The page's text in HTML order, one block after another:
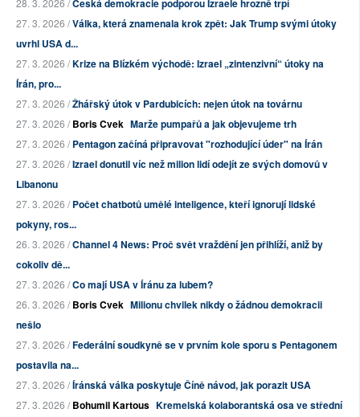
28. 3. 2026 /Česká demokracie podporou Izraele hrozně trpí
27. 3. 2026 /Válka, která znamenala krok zpět: Jak Trump svými útoky
uvrhl USA d...
27. 3. 2026 /Krize na Blízkém východě: Izrael „zintenzivní“ útoky na
Írán, pro...
27. 3. 2026 /Žhářský útok v Pardubicích: nejen útok na továrnu
27. 3. 2026 /Boris Cvek Marže pumpařů a jak objevujeme trh
27. 3. 2026 /Pentagon začíná připravovat "rozhodující úder" na Írán
27. 3. 2026 /Izrael donutil víc než milion lidí odejít ze svých domovů v
Libanonu
27. 3. 2026 /Počet chatbotů umělé inteligence, kteří ignorují lidské
pokyny, ros...
26. 3. 2026 /Channel 4 News: Proč svět vraždění jen přihlíží, aniž by
cokoliv dě...
27. 3. 2026 /Co mají USA v Íránu za lubem?
26. 3. 2026 /Boris Cvek Milionu chvilek nikdy o žádnou demokracii
nešlo
27. 3. 2026 /Federální soudkyně se v prvním kole sporu s Pentagonem
postavila na...
27. 3. 2026 /Íránská válka poskytuje Číně návod, jak porazit USA
27. 3. 2026 /Bohumil Kartous Kremelská kolaborantská osa ve střední